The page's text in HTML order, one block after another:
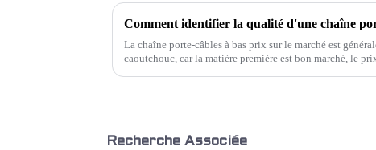
La chaîne porte-câbles à bas prix sur le marché est
caoutchouc, car la matière première est bon marché, le
Recherche Associée